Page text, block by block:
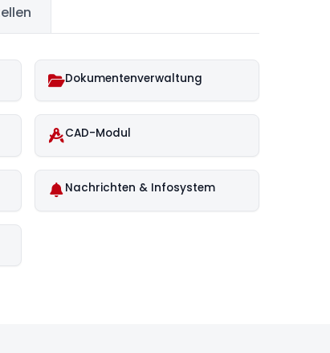
Dokumentenverwaltung
CAD-Modul
Nachrichten & Infosystem